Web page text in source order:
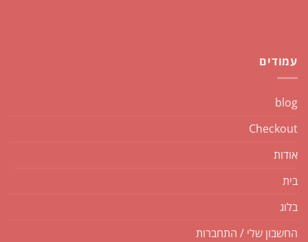
עמודים
blog
Checkout
אודות
בית
בלוג
החשבון שלי / התחברות